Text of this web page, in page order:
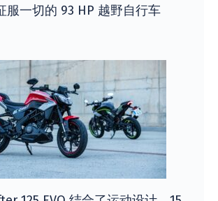
服一切的 93 HP 越野自行车